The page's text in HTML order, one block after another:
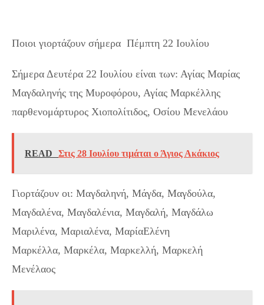
Ποιοι γιορτάζουν σήμερα Πέμπτη 22 Ιουλίου
Σήμερα Δευτέρα 22 Ιουλίου είναι των: Αγίας Μαρίας
Μαγδαληνής της Μυροφόρου, Αγίας Μαρκέλλης
παρθενομάρτυρος Χιοπολίτιδος, Οσίου Μενελάου
READ Στις 28 Ιουλίου τιμάται ο Άγιος Ακάκιος
Γιορτάζουν οι: Μαγδαληνή, Μάγδα, Μαγδούλα,
Μαγδαλένα, Μαγδαλένια, Μαγδαλή, Μαγδάλω
Μαριλένα, Μαριαλένα, ΜαρίαΕλένη
Μαρκέλλα, Μαρκέλα, Μαρκελλή, Μαρκελή
Μενέλαος